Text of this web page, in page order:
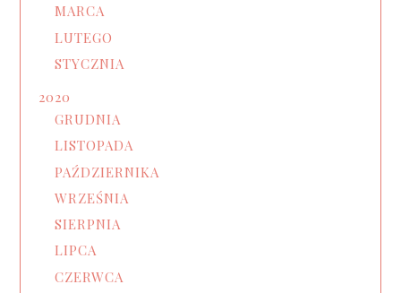
MARCA
LUTEGO
STYCZNIA
2020
GRUDNIA
LISTOPADA
PAŹDZIERNIKA
WRZEŚNIA
SIERPNIA
LIPCA
CZERWCA